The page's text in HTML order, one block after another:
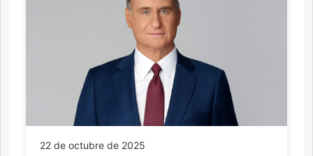
22 de octubre de 2025